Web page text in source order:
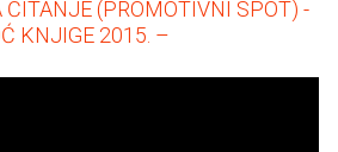
ČITANJE (PROMOTIVNI SPOT) -
KNJIGE 2015. –